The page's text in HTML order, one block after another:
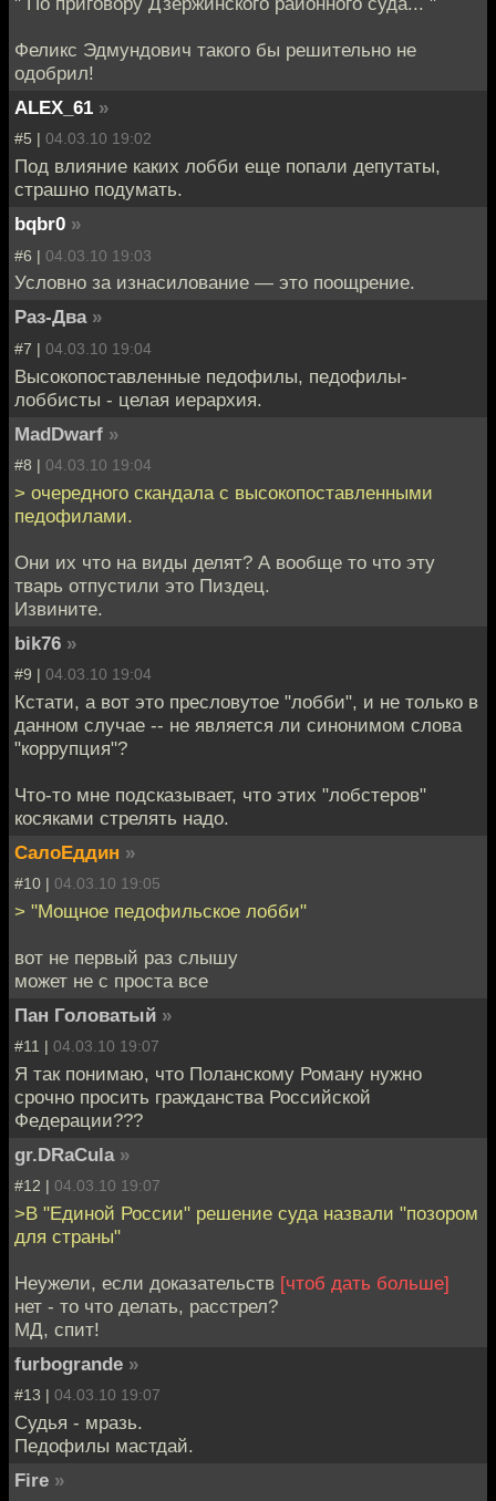
Феликс Эдмундович такого бы решительно не
одобрил!
ALEX_61 »
#5 | 04.03.10 19:02
Под влияние каких лобби еще попали депутаты,
страшно подумать.
bqbr0 »
#6 | 04.03.10 19:03
Условно за изнасилование — это поощрение.
Раз-Два »
#7 | 04.03.10 19:04
Высокопоставленные педофилы, педофилы-
лоббисты - целая иерархия.
MadDwarf »
#8 | 04.03.10 19:04
> очередного скандала с высокопоставленными
педофилами.
Они их что на виды делят? А вообще то что эту
тварь отпустили это Пиздец.
Извините.
bik76 »
#9 | 04.03.10 19:04
Кстати, а вот это пресловутое "лобби", и не только в
данном случае -- не является ли синонимом слова
"коррупция"?
Что-то мне подсказывает, что этих "лобстеров"
косяками стрелять надо.
СалоЕддин »
#10 | 04.03.10 19:05
> "Мощное педофильское лобби"
вот не первый раз слышу
может не с проста все
Пан Головатый »
#11 | 04.03.10 19:07
Я так понимаю, что Поланскому Роману нужно
срочно просить гражданства Российской
Федерации???
gr.DRaCula »
#12 | 04.03.10 19:07
>В "Единой России" решение суда назвали "позором
для страны"
Неужели, если доказательств [чтоб дать больше]
нет - то что делать, расстрел?
МД, спит!
furbogrande »
#13 | 04.03.10 19:07
Судья - мразь.
Педофилы мастдай.
Fire »